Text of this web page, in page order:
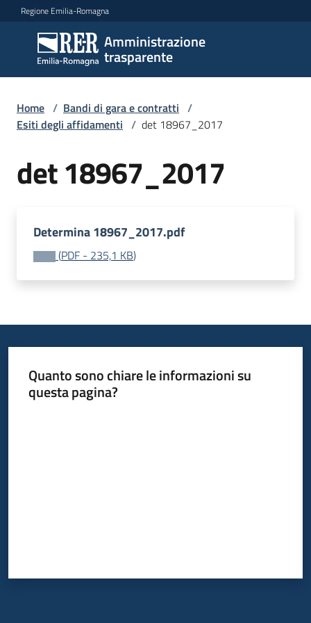
Vai al contenuto
Vai alla navigazione
Vai al footer
Regione Emilia-Romagna
Amministrazione
trasparente
Amministrazione
trasparente
Sottosezioni
Accesso
Home / Bandi di gara e contratti /
Esiti degli affidamenti / det 18967_2017
det 18967_2017
Determina 18967_2017.pdf
(PDF - 235,1 KB)
Quanto sono chiare le informazioni su
questa pagina?